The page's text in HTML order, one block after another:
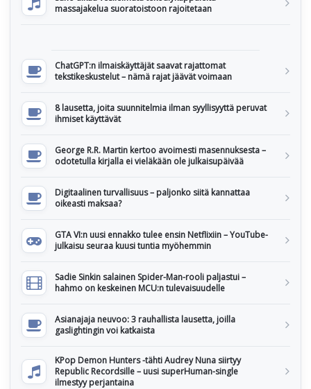
massajakelua suoratoistoon rajoitetaan
ChatGPT:n ilmaiskäyttäjät saavat rajattomat
tekstikeskustelut – nämä rajat jäävät voimaan
8 lausetta, joita suunnitelmia ilman syyllisyyttä peruvat
ihmiset käyttävät
George R.R. Martin kertoo avoimesti masennuksesta –
odotetulla kirjalla ei vieläkään ole julkaisupäivää
Digitaalinen turvallisuus – paljonko siitä kannattaa
oikeasti maksaa?
GTA VI:n uusi ennakko tulee ensin Netflixiin – YouTube-
julkaisu seuraa kuusi tuntia myöhemmin
Sadie Sinkin salainen Spider-Man-rooli paljastui –
hahmo on keskeinen MCU:n tulevaisuudelle
Asianajaja neuvoo: 3 rauhallista lausetta, joilla
gaslightingin voi katkaista
KPop Demon Hunters -tähti Audrey Nuna siirtyy
Republic Recordsille – uusi superHuman-single
ilmestyy perjantaina